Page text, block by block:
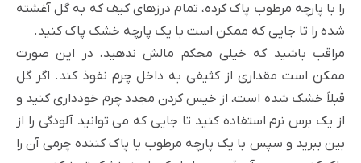
را با پارچه مرطوب پاک کرده، تمام درزهای کیف که به گل آغشته
شده را تا جایی که ممکن است با یک پارچه خشک پاک کنید.
مراقب باشید که خیلی محکم مالش ندهید، در این صورت
ممکن است مقداری از کثیفی به داخل چرم نفوذ کند. اگر گل
قبلاً خشک شده است، از خیس کردن مجدد چرم خودداری کنید و
از یک برس نرم استفاده کنید تا جایی که می توانید آلودگی را از
بین ببرید و سپس با یک پارچه مرطوب یا پاک کننده چرمی آن را